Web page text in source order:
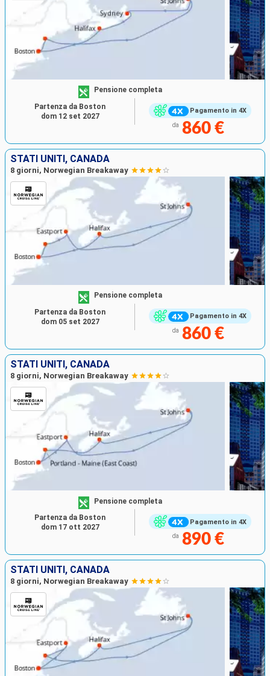
Pagamento in 4X
Pensione completa
da 860 €
Partenza da Boston
dom 12 set 2027
STATI UNITI, CANADA
8 giorni, Norwegian Breakaway
Pagamento in 4X
Pensione completa
da 860 €
Partenza da Boston
dom 05 set 2027
STATI UNITI, CANADA
8 giorni, Norwegian Breakaway
Pagamento in 4X
Pensione completa
da 890 €
Partenza da Boston
dom 17 ott 2027
STATI UNITI, CANADA
8 giorni, Norwegian Breakaway